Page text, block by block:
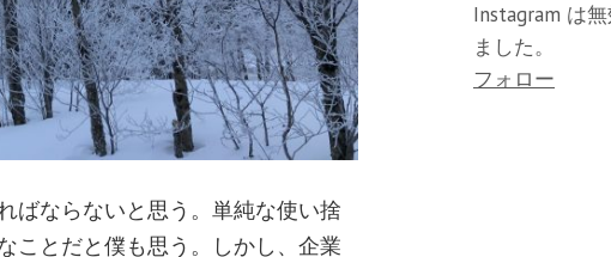
ばならないと思う。単純な使い捨
ことだと僕も思う。しかし、企業
Instagram は
ました。
フォロー